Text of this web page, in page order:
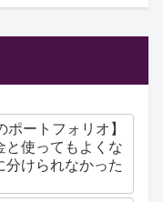
ポートフォリオ】
と使ってもよくな
分けられなかった